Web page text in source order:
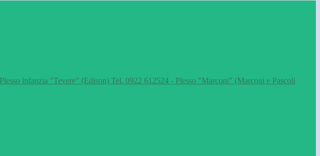
infanzia "Tevere" (Edison) Tel. 0922 612524 - Plesso "Marconi" (Marconi e Pascoli